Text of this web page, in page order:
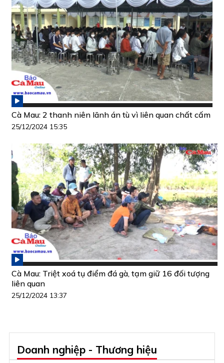
Cà Mau: 2 thanh niên lãnh án tù vì liên quan chất cấm
25/12/2024 15:35
Cà Mau: Triệt xoá tụ điểm đá gà, tạm giữ 16 đối tượng
liên quan
25/12/2024 13:37
Doanh nghiệp - Thương hiệu